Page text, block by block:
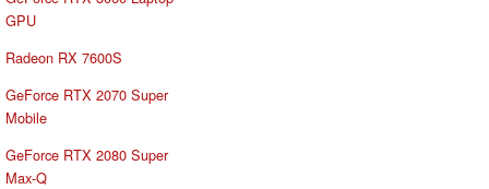
GPU
Radeon RX 7600S
GeForce RTX 2070 Super
Mobile
GeForce RTX 2080 Super
Max-Q